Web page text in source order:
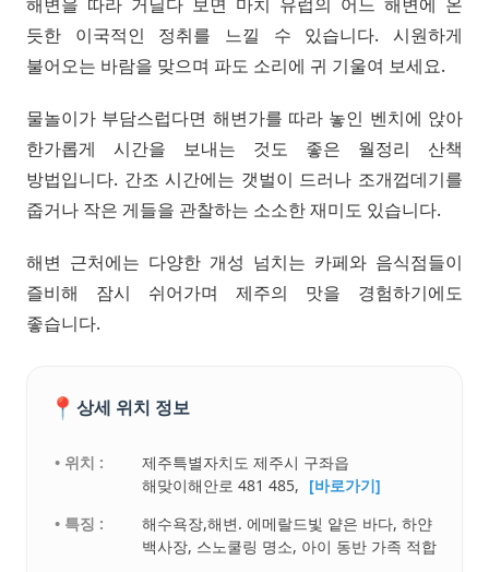
듯한 이국적인 정취를 느낄 수 있습니다. 시원하게
불어오는 바람을 맞으며 파도 소리에 귀 기울여 보세요.
물놀이가 부담스럽다면 해변가를 따라 놓인 벤치에 앉아
한가롭게 시간을 보내는 것도 좋은 월정리 산책
방법입니다. 간조 시간에는 갯벌이 드러나 조개껍데기를
줍거나 작은 게들을 관찰하는 소소한 재미도 있습니다.
해변 근처에는 다양한 개성 넘치는 카페와 음식점들이
즐비해 잠시 쉬어가며 제주의 맛을 경험하기에도
좋습니다.
📍 상세 위치 정보
• 위치 :
제주특별자치도 제주시 구좌읍
해맞이해안로 481 485, [바로가기]
• 특징 :
해수욕장,해변. 에메랄드빛 얕은 바다, 하얀
백사장, 스노쿨링 명소, 아이 동반 가족 적합